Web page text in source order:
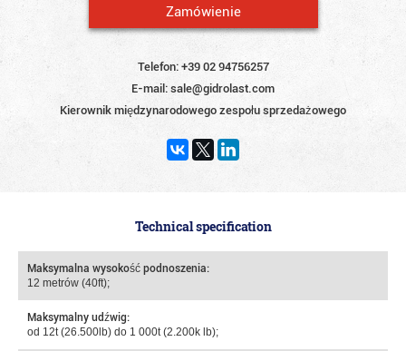
Zamówienie
Telefon:+39 02 94756257
E-mail:sale@gidrolast.com
Kierownik międzynarodowego zespołu sprzedażowego
Technical specification
Maksymalna wysokość podnoszenia:
12 metrów (40ft);
Maksymalny udźwig:
od 12t (26.500lb) do 1 000t (2.200k lb);